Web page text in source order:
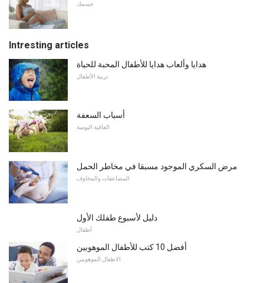
جسمك
Intresting articles
هدايا وألعاب هدايا للأطفال المحبة للحياة
تربية الأطفال
أسباب السعفة
العافية اليومية
مرض السكري الموجود مسبقا في مخاطر الحمل
المضاعفات والمخاوف
دليل لأسبوع طفلك الأول
أطفال
أفضل 10 كتب للأطفال الموهوبين
الاطفال الموهوبين